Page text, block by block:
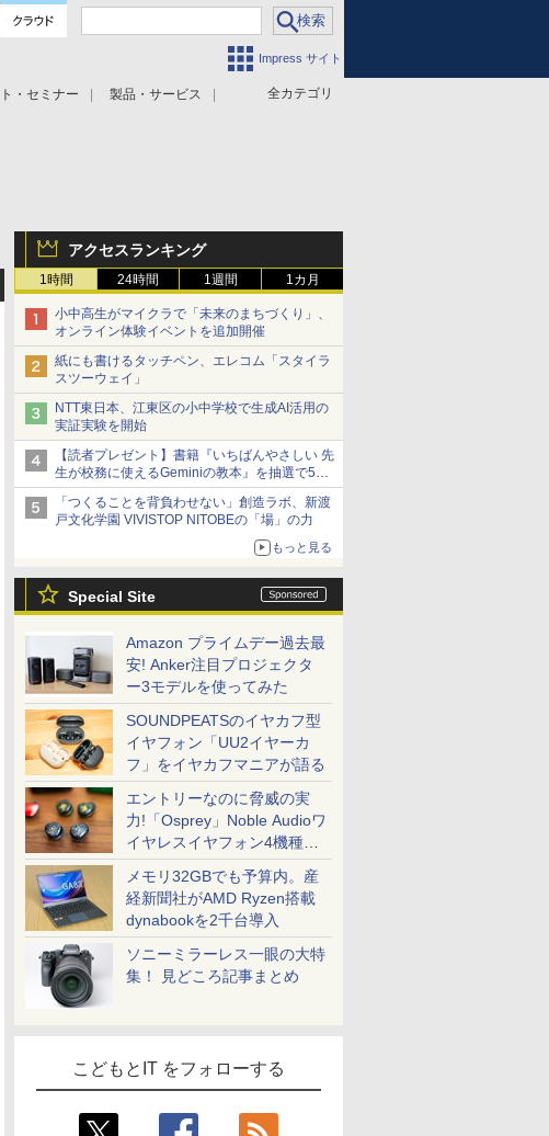
Impress サイト
全カテゴリ
・セミナー 製品・サービス
アクセスランキング
1時間 24時間 1週間 1カ月
小中高生がマイクラで「未来のまちづくり」、
オンライン体験イベントを追加開催
紙にも書けるタッチペン、エレコム「スタイラ
スツーウェイ」
NTT東日本、江東区の小中学校で生成AI活用の
実証実験を開始
【読者プレゼント】書籍『いちばんやさしい 先
生が校務に使えるGeminiの教本』を抽選で5名
様にプレゼント ――応募締切は2026年8月12
日（水）まで
「つくることを背負わせない」創造ラボ、新渡
戸文化学園 VIVISTOP NITOBEの「場」の力
もっと見る
Special Site
Amazon プライムデー過去最
安! Anker注目プロジェクタ
ー3モデルを使ってみた
SOUNDPEATSのイヤカフ型
イヤフォン「UU2イヤーカ
フ」をイヤカフマニアが語る
エントリーなのに脅威の実
力!「Osprey」Noble Audioワ
イヤレスイヤフォン4機種を
一気に聴く
メモリ32GBでも予算内。産
経新聞社がAMD Ryzen搭載
dynabookを2千台導入
ソニーミラーレス一眼の大特
集！ 見どころ記事まとめ
こどもとIT をフォローする